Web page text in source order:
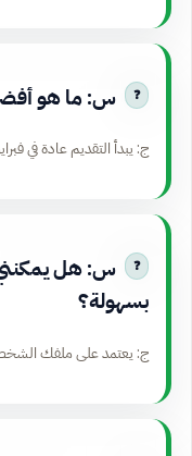
س: ما هو
ج: يبدأ التقديم عادة في
س: هل
بسهولة؟
ج: يعتمد على ملفك